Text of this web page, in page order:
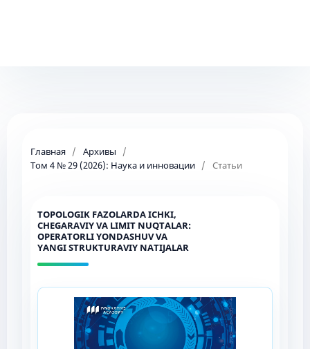
Главная / Архивы
/
Том 4 № 29 (2026): Наука и инновации / Статьи
TOPOLOGIK FAZOLARDA ICHKI,
CHEGARAVIY VA LIMIT NUQTALAR:
OPERATORLI YONDASHUV VA
YANGI STRUKTURAVIY NATIJALAR